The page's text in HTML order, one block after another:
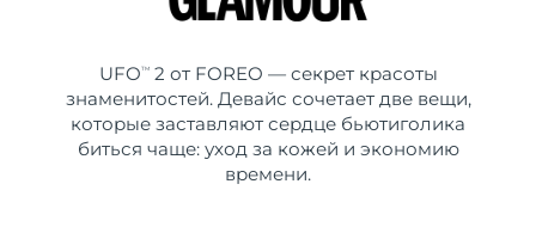
UFO TM2 от FOREO — секрет красоты
знаменитостей. Девайс сочетает две вещи,
которые заставляют сердце бьютиголика
биться чаще: уход за кожей и экономию
времени.